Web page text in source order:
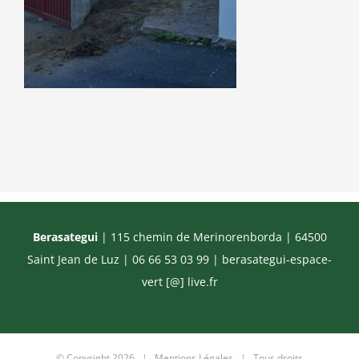
Berasategui| 115 chemin de Merinorenborda | 64500
Saint Jean de Luz | 06 66 53 03 99 | berasategui-espace-
vert [@] live.fr